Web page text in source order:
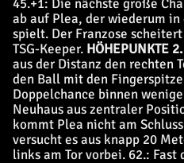
45.+1: Die nächste große
ab auf Plea, der wiederum in
spielt. Der Franzose
TSG-Keeper. HÖHEPUNKTE
aus der Distanz den rechten
den Ball mit den
Doppelchance binnen
Neuhaus aus zentraler
kommt Plea nicht am
versucht es aus knapp 20
links am Tor vorbei. 62.: Fast